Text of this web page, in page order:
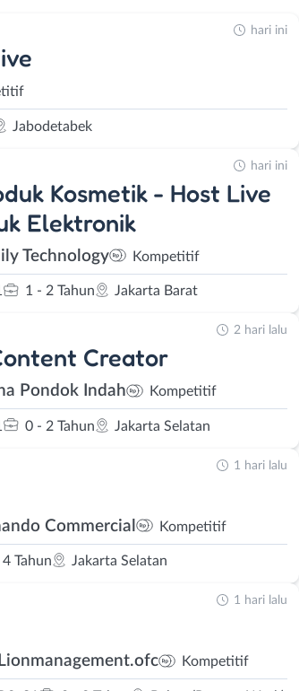
Jabodetabek
hari ini
Kosmetik - Host Live
Elektronik
Technology Kompetitif
1 - 2 Tahun Jakarta Barat
hari ini
Creator
Pondok Indah Kompetitif
0 - 2 Tahun Jakarta Selatan
2 hari lalu
Commercial Kompetitif
Tahun Jakarta Selatan
1 hari lalu
Kompetitif
1 hari lalu